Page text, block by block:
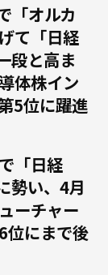
「オルカ
て「日経
段と高ま
体株イン
5位に躍進
「日経
勢い、4月
ーチャー
位にまで後